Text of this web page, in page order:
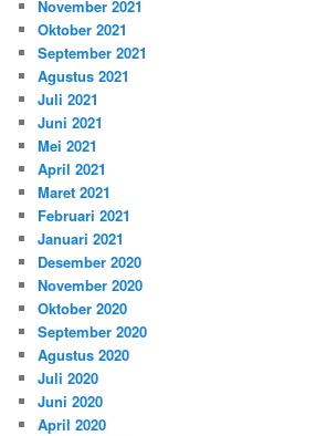
November 2021
Oktober 2021
September 2021
Agustus 2021
Juli 2021
Juni 2021
Mei 2021
April 2021
Maret 2021
Februari 2021
Januari 2021
Desember 2020
November 2020
Oktober 2020
September 2020
Agustus 2020
Juli 2020
Juni 2020
April 2020